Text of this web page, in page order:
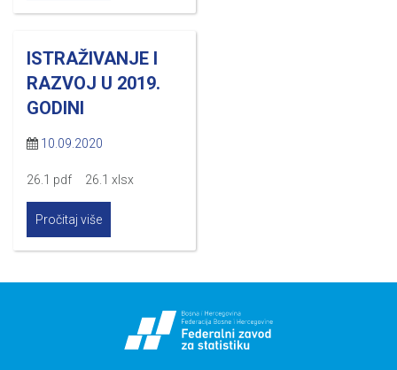
ISTRAŽIVANJE I
RAZVOJ U 2019.
GODINI
10.09.2020
26.1 pdf 26.1 xlsx
Pročitaj više